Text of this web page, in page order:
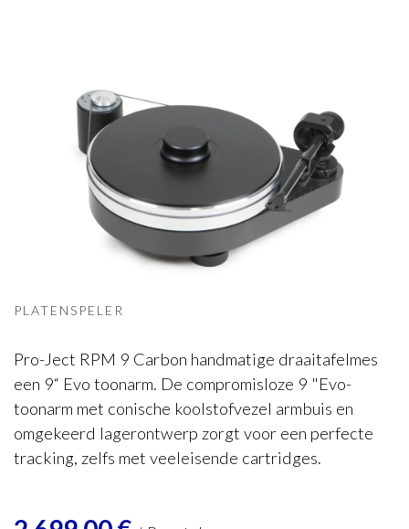
PLATENSPELER
Pro-Ject RPM 9 Carbon handmatige draaitafelmes
een 9“ Evo toonarm. De compromisloze 9 "Evo-
toonarm met conische koolstofvezel armbuis en
omgekeerd lagerontwerp zorgt voor een perfecte
tracking, zelfs met veeleisende cartridges.